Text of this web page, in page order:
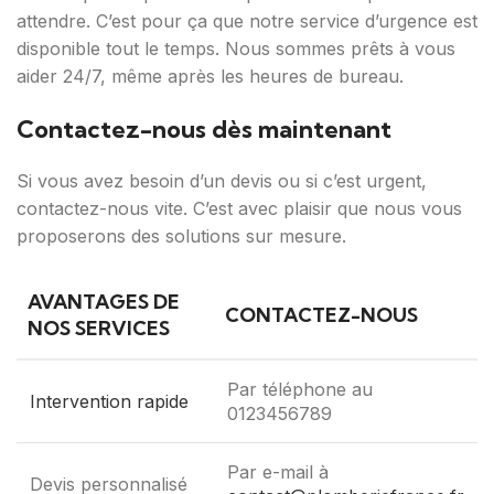
attendre. C’est pour ça que notre service d’urgence est
disponible tout le temps. Nous sommes prêts à vous
aider 24/7, même après les heures de bureau.
Contactez-nous dès maintenant
Si vous avez besoin d’un devis ou si c’est urgent,
contactez-nous vite. C’est avec plaisir que nous vous
proposerons des solutions sur mesure.
AVANTAGES DE
NOS SERVICES
CONTACTEZ-NOUS
Intervention rapide
Par téléphone au
0123456789
Devis personnalisé
Par e-mail à